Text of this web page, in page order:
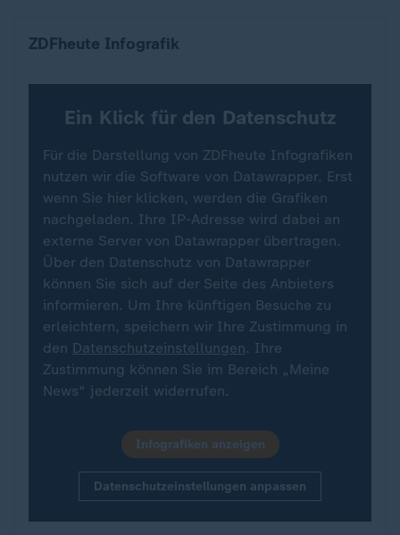
ZDFheute Infografik
Ein Klick für den Datenschutz
Für die Darstellung von ZDFheute Infografiken
nutzen wir die Software von Datawrapper. Erst
wenn Sie hier klicken, werden die Grafiken
nachgeladen. Ihre IP-Adresse wird dabei an
externe Server von Datawrapper übertragen.
Über den Datenschutz von Datawrapper
können Sie sich auf der Seite des Anbieters
informieren. Um Ihre künftigen Besuche zu
erleichtern, speichern wir Ihre Zustimmung in
den Datenschutzeinstellungen. Ihre
Zustimmung können Sie im Bereich „Meine
News“ jederzeit widerrufen.
Infografiken anzeigen
Datenschutzeinstellungen anpassen